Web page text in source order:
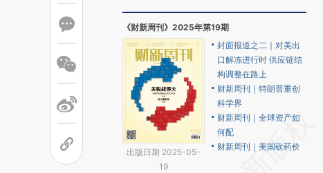
《财新周刊》2025年第19期
出版日期 2025-05-
19
封面报道之二｜对美出
口解冻进行时 供应链结
构调整在路上
财新周刊｜特朗普重创
科学界
财新周刊｜全球资产如
何配
财新周刊｜美国砍药价